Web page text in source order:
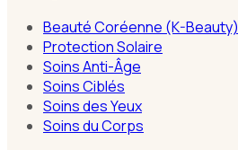
Beauté Coréenne (K-Beauty)
Protection Solaire
Soins Anti-Âge
Soins Ciblés
Soins des Yeux
Soins du Corps